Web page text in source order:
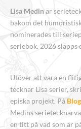
Lisa Medin är
bakom det
nominerades till
seriebok. 2026 släpps
Utöver att vara en
tecknar Lisa serier,
episka projekt. På
Medins
en titt på vad som är